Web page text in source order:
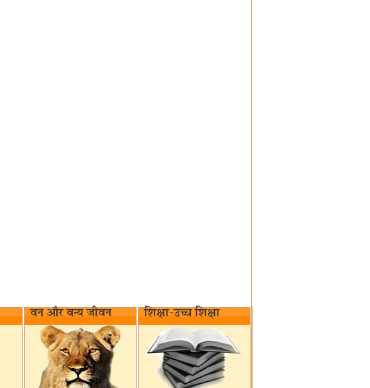
वन और वन्य जीवन‌ शिक्षा-उच्च शिक्षा